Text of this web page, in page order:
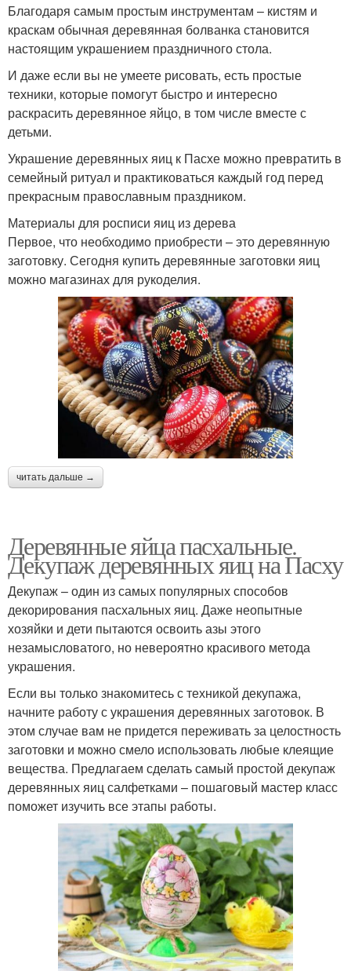
Благодаря самым простым инструментам – кистям и
краскам обычная деревянная болванка становится
настоящим украшением праздничного стола.
И даже если вы не умеете рисовать, есть простые
техники, которые помогут быстро и интересно
раскрасить деревянное яйцо, в том числе вместе с
детьми.
Украшение деревянных яиц к Пасхе можно превратить в
семейный ритуал и практиковаться каждый год перед
прекрасным православным праздником.
Материалы для росписи яиц из дерева
Первое, что необходимо приобрести – это деревянную
заготовку. Сегодня купить деревянные заготовки яиц
можно магазинах для рукоделия.
читать дальше →
Деревянные яйца пасхальные.
Декупаж деревянных яиц на Пасху
Декупаж – один из самых популярных способов
декорирования пасхальных яиц. Даже неопытные
хозяйки и дети пытаются освоить азы этого
незамысловатого, но невероятно красивого метода
украшения.
Если вы только знакомитесь с техникой декупажа,
начните работу с украшения деревянных заготовок. В
этом случае вам не придется переживать за целостность
заготовки и можно смело использовать любые клеящие
вещества. Предлагаем сделать самый простой декупаж
деревянных яиц салфетками – пошаговый мастер класс
поможет изучить все этапы работы.